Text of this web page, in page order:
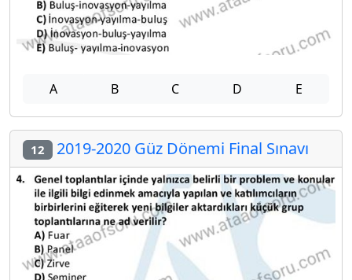
A B C D E
12 2019-2020 Güz Dönemi Final Sınavı